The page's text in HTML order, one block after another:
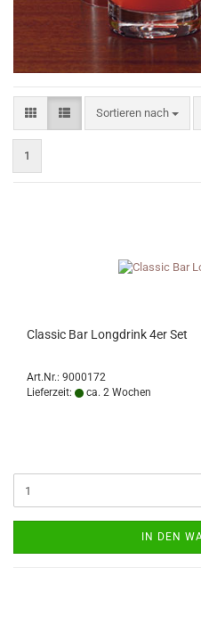
Sortieren nach
Sortieren nach
1
Classic Bar Longdrink 4er Set
Art.Nr.: 9000172
Lieferzeit:
ca. 2 Wochen
IN DEN